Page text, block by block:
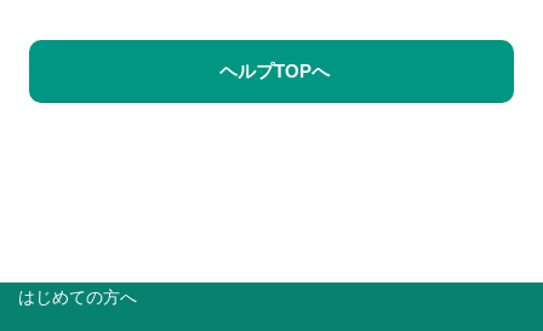
ヘルプTOPへ
はじめての方へ